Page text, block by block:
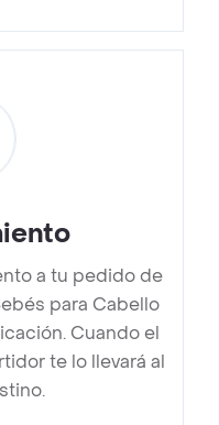
a tu pedido de
para Cabello
Cuando el
te lo llevará al